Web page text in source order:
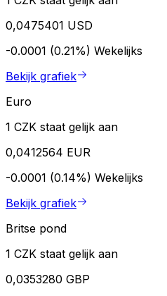
0,0475401 USD
-0.0001 (0.21%) Wekelijks
Bekijk grafiek
Euro
1 CZK staat gelijk aan
0,0412564 EUR
-0.0001 (0.14%) Wekelijks
Bekijk grafiek
Britse pond
1 CZK staat gelijk aan
0,0353280 GBP